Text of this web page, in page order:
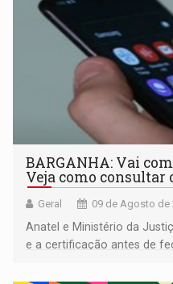
BARGANHA: Vai
Veja como consultar
Geral 09 de Agosto de
Anatel e Ministério da
e a certificação antes de